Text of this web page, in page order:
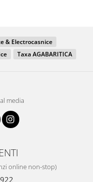
& Electrocasnice
Taxa AGABARITICA
media
online non-stop)